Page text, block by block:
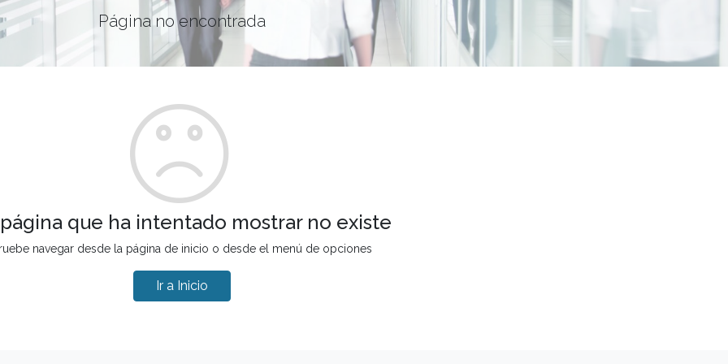
Página no encontrada
que ha intentado mostrar no existe
navegar desde la página de inicio o desde el menú de opciones
Ir a Inicio